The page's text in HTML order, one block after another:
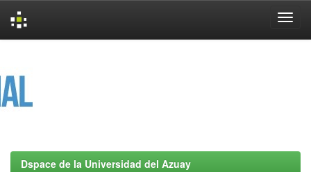
Dspace de la Universidad del Azuay